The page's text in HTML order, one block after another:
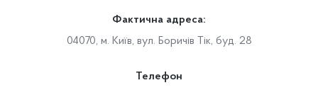
Фактична адреса:
04070, м. Київ, вул. Боричів Тік, буд. 28
Телефон